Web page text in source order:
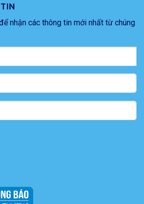
nhận các thông tin mới nhất từ chúng